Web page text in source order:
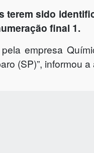
terem sido
final 1.
empresa
(SP)”, informou a